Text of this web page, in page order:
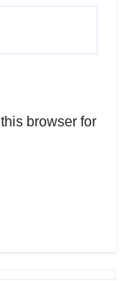
browser for